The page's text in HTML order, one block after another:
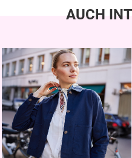
AUCH